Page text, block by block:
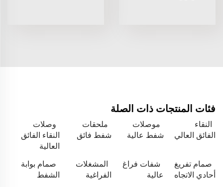
فئات المنتجات ذات الصلة
النقاء
الفائق العالي
موصلات
شفط عالية
ملحقات
شفط فائق
وصلات
النقاء الفائق
العالية
صمام تفريغ
أحادي الاتجاه
شفات فراغ
عالية
المشغلات
الفراغية
صمام بوابة
الشفط